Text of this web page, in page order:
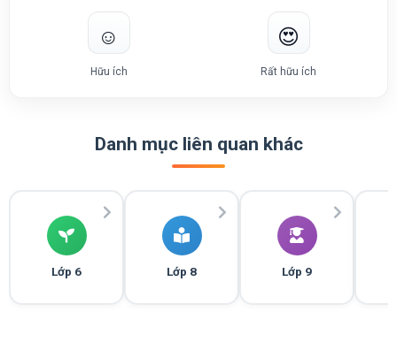
☺️
Hữu ích
😍
Rất hữu ích
Danh mục liên quan khác
Lớp 6 Lớp 8 Lớp 9